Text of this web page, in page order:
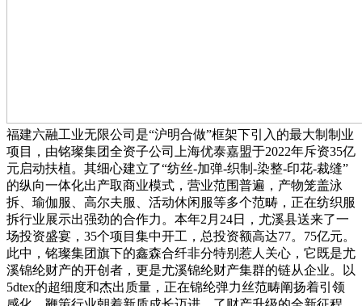
福建六融工业无限公司是“沪明合做”框架下引入的最大制制业
项目，由铭璨集团全资子公司上海优泰嘉盟于2022年斥资35亿
元启动扶植。其细心建立了“纺丝-加弹-织制-染整-印花-裁缝”
的纵向一体化出产取商业模式，营业范围普遍，产物笼盖泳
拆、瑜伽服、高尔夫服、活动休闲服等多个范畴，正在纺织服
拆行业展示出强劲的合作力。本年2月24日，尤溪县送来了一
场投资盛宴，35个项目集中开工，总投资额高达77。75亿元。
此中，铭璨集团旗下的鑫森合纤非分特别惹人关心，它既是尤
溪锦纶财产的开创者，更是尤溪锦纶财产集群的链从企业。以
5dtex的超细度和杰出质量，正在锦纶弹力丝范畴阐扬着引领